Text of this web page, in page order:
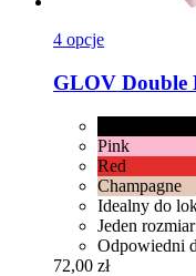
4 opcje
GLOV Double
Pink
Red
Champagne
Idealny do
Jeden
Odpowiedni
72,00 zł